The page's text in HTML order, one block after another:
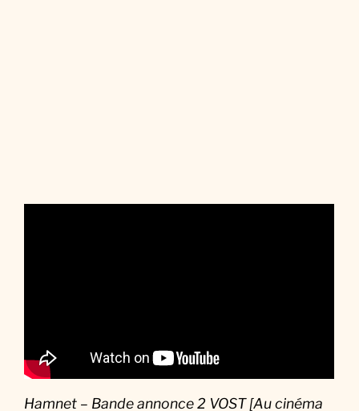
Hamnet – Bande annonce 2 VOST [Au cinéma